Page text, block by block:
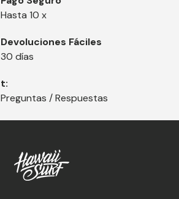
Hasta 10 x
Devoluciones Fáciles
30 días
t:
Preguntas / Respuestas